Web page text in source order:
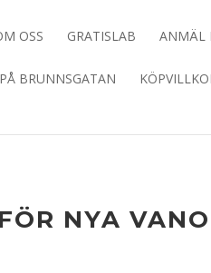
OSS GRATISLAB ANMÄL
BRUNNSGATAN
NYA